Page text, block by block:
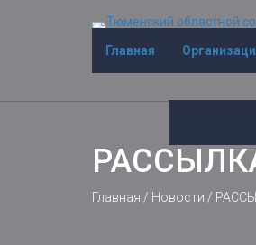
Главная
Главная / Новости /